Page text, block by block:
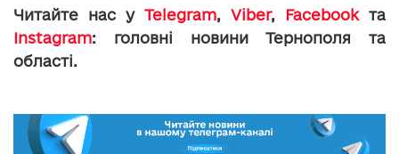
Читайте нас у Telegram, Viber, Facebookта
Instagram: головні новини Тернополя та
області.